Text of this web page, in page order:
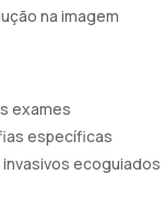
na imagem
exames
específicas
ecoguiados